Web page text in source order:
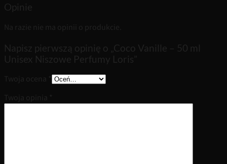
Opinie
Na razie nie ma opinii o produkcie.
Napisz pierwszą opinię o „Coco Vanille – 50 ml
Unisex Niszowe Perfumy Loris”
Twoja ocena
Twoja opinia